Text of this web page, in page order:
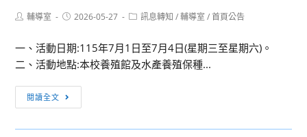
簡
學
政
學
部
區
Post輔導室
Post2026-05-27
Post訊息轉知 / 輔導室 / 首頁公告
一、活動日期:115年7月1日至7月4日(星期三至星期六)。
二、活動地點:本校養殖館及水產養殖保種...
閱讀全文
息
轉